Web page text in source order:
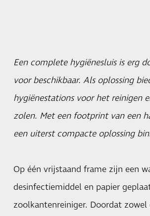
Een complete hygiënesluis is erg
voor beschikbaar. Als oplossing
hygiënestations voor het reinigen
zolen. Met een footprint van een
een uiterst compacte oplossing
Op één vrijstaand frame zijn een
desinfectiemiddel en papier
zoolkantenreiniger. Doordat zowel